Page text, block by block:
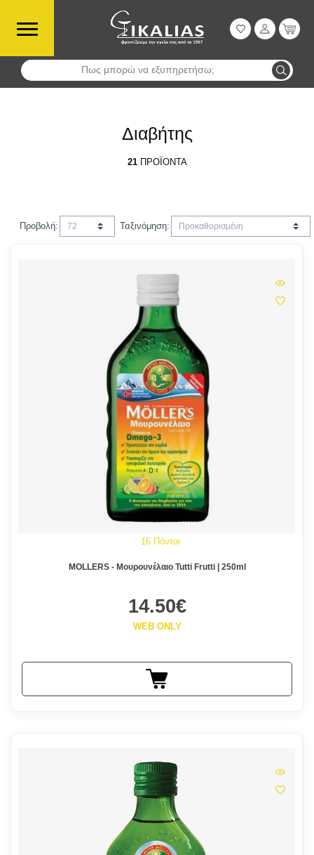
Πως μπορώ να εξυπηρετήσω;
Αναζήτηση
Διαβήτης
21ΠΡΟΪΌΝΤΑ
Προβολή: Ταξινόμηση:
16 Πόντοι
MOLLERS - Μουρουνέλαιο Tutti Frutti | 250ml
14.50€
WEB ONLY